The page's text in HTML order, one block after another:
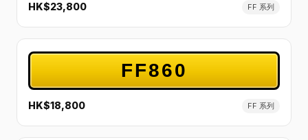
HK$23,800 FF 系列
FF860
HK$18,800 FF 系列